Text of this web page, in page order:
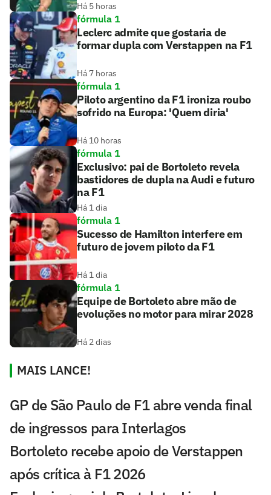
Há 5 horas
fórmula 1
Leclerc admite que gostaria de
formar dupla com Verstappen na F1
Há 7 horas
fórmula 1
Piloto argentino da F1 ironiza roubo
sofrido na Europa: 'Quem diria'
Há 10 horas
fórmula 1
Exclusivo: pai de Bortoleto revela
bastidores de dupla na Audi e futuro
na F1
Há 1 dia
fórmula 1
Sucesso de Hamilton interfere em
futuro de jovem piloto da F1
Há 1 dia
fórmula 1
Equipe de Bortoleto abre mão de
evoluções no motor para mirar 2028
Há 2 dias
MAIS LANCE!
GP de São Paulo de F1 abre venda final
de ingressos para Interlagos
Bortoleto recebe apoio de Verstappen
após crítica à F1 2026